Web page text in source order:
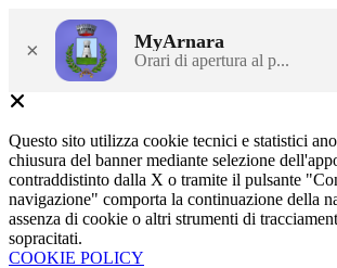
× MyArnara
Orari di apertura al p...
Questo sito utilizza cookie tecnici e statistici
chiusura del banner mediante selezione
contraddistinto dalla X o tramite il pulsante
navigazione" comporta la continuazione della
assenza di cookie o altri strumenti di
sopracitati.
COOKIE POLICY